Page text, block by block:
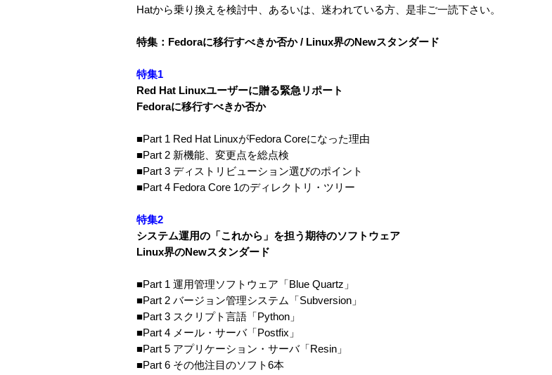
Hatから乗り換えを検討中、あるいは、迷われている方、是非ご一読下さい。
特集：Fedoraに移行すべきか否か / Linux界のNewスタンダード
特集1
Red Hat Linuxユーザーに贈る緊急リポート
Fedoraに移行すべきか否か
■Part 1 Red Hat LinuxがFedora Coreになった理由
■Part 2 新機能、変更点を総点検
■Part 3 ディストリビューション選びのポイント
■Part 4 Fedora Core 1のディレクトリ・ツリー
特集2
システム運用の「これから」を担う期待のソフトウェア
Linux界のNewスタンダード
■Part 1 運用管理ソフトウェア「Blue Quartz」
■Part 2 バージョン管理システム「Subversion」
■Part 3 スクリプト言語「Python」
■Part 4 メール・サーバ「Postfix」
■Part 5 アプリケーション・サーバ「Resin」
■Part 6 その他注目のソフト6本